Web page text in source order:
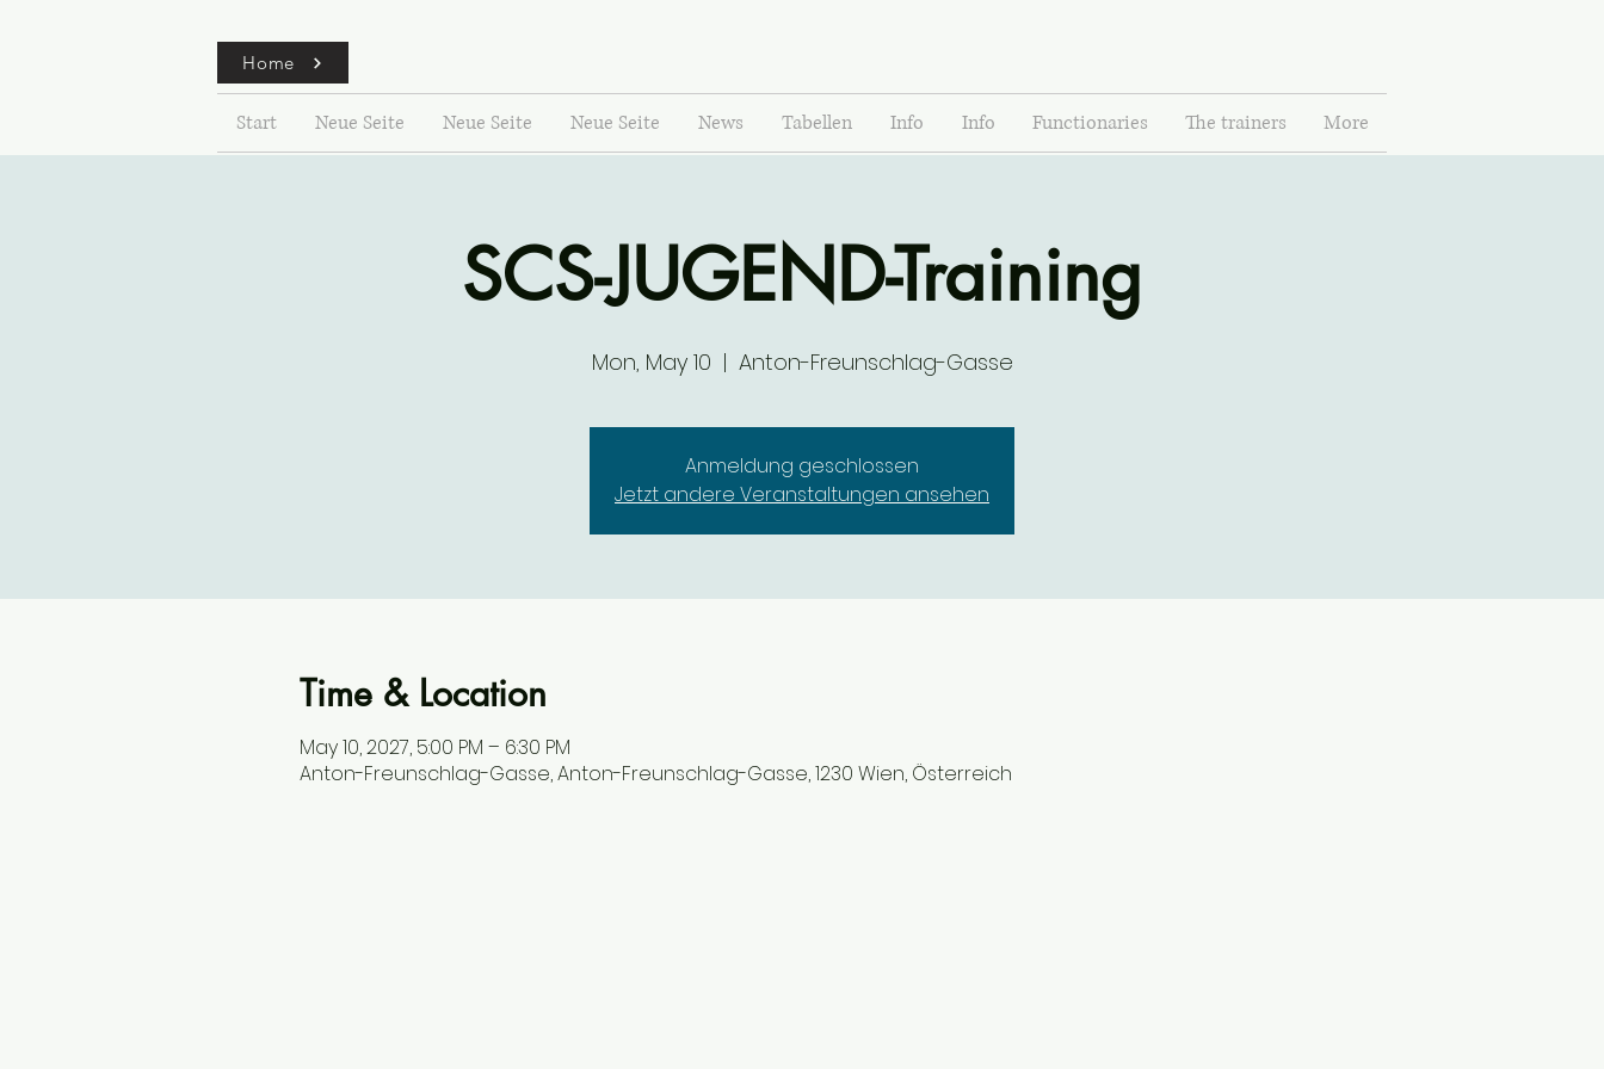
Home
Start Neue Seite Neue Seite Neue Seite News Tabellen Info Info Functionaries The trainers More
SCS-JUGEND-Training
Mon, May 10
  |
Anton-Freunschlag-Gasse
Anmeldung geschlossen
Jetzt andere Veranstaltungen ansehen
Time & Location
May 10, 2027, 5:00 PM – 6:30 PM
Anton-Freunschlag-Gasse, Anton-Freunschlag-Gasse, 1230 Wien, Österreich